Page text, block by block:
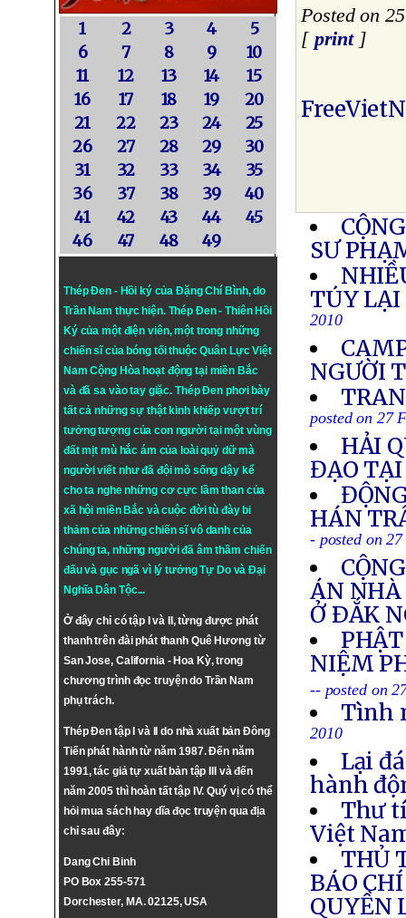
1 2 3 4
5
6
7 8 9
10
11
12 13 14
15
16
17 18 19
20
21
22 23 24
25
26
27 28 29
30
31
32 33 34
35
36
37 38 39
40
41
42 43 44
45
46
47 48 49
Thép Đen - Hồi ký của Đặng Chí Bình, do
Trần Nam thực hiện. Thép Đen- Thiên Hồi
Ký của một điện viên, một trong những
chiến sĩ của bóng tối thuộc Quân Lực Việt
Nam Cộng Hòa hoạt động tại miền Bắc
và đã sa vào tay giặc. Thép Đen phơi bày
tất cả những sự thật kinh khiếp vượt trí
tưởng tượng của con người tại một vùng
đất mịt mù hắc ám của loài quỷ dữ mà
người viết như đã đội mồ sống dậy kể
cho ta nghe những cơ cực lầm than của
xã hội miền Bắc và cuộc đời tù đày bi
thảm của những chiến sĩ vô danh của
chúng ta, những người đã âm thầm chiến
đấu và gục ngã vì lý tưởngTự DovàĐại
Nghĩa Dân Tộc...
Ở đây chỉ có tập I và II, từng được phát
thanh trên đài phát thanh Quê Hương từ
San Jose, California - Hoa Kỳ, trong
chương trình đọc truyện do Trần Nam
phụ trách.
Thép Đen tập I và II do nhà xuất bản Đông
Tiến phát hành từ năm 1987. Đến năm
1991, tác giả tự xuất bản tập III và đến
năm 2005 thì hoàn tất tập IV. Quý vị có thể
hỏi mua sách hay dĩa đọc truyện qua địa
chỉ sau đây:
Dang Chi Binh
PO Box 255-571
Dorchester, MA. 02125, USA
Posted on
[ print]
SƯ
TÚY
2010
NGƯỜI
posted on 27
HẢI
ĐẠO
HÁN
- posted on
ÁN NHÀ
Ở ÐẮK
NIỆM
-- posted on
Tình
2010
Lại
hành
Thư
Việt
THỦ
BÁO
QUYỀN